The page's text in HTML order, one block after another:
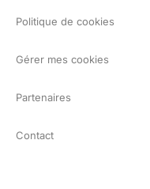
Politique de cookies
Gérer mes cookies
Partenaires
Contact